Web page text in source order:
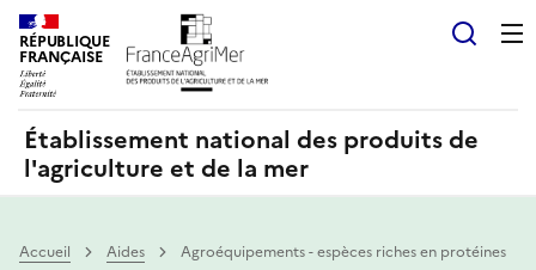
RÉPUBLIQUE
FRANÇAISE
Établissement national des produits de
l'agriculture et de la mer
Accueil Aides
Agroéquipements - espèces riches en protéines
Panneau de gestion des cookies